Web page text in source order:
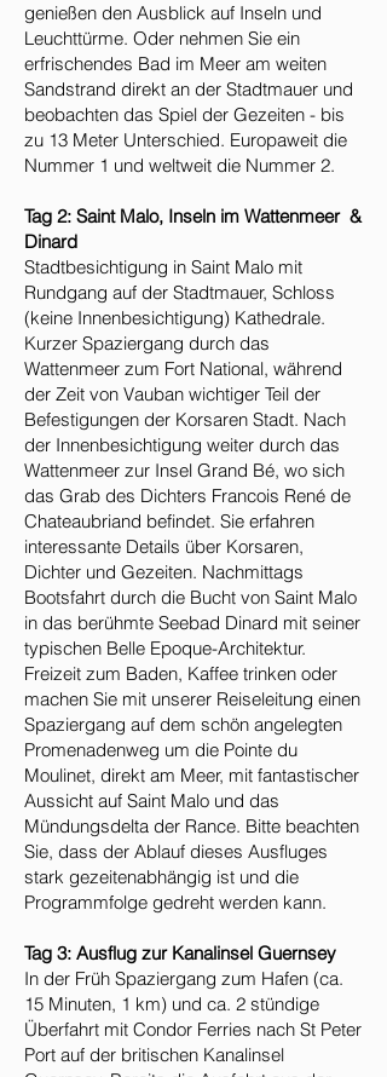
genießen den Ausblick auf Inseln und
Leuchttürme. Oder nehmen Sie ein
erfrischendes Bad im Meer am weiten
Sandstrand direkt an der Stadtmauer und
beobachten das Spiel der Gezeiten - bis
zu 13 Meter Unterschied. Europaweit die
Nummer 1 und weltweit die Nummer 2.
Tag 2: Saint Malo, Inseln im Wattenmeer &
Dinard
Stadtbesichtigung in Saint Malo mit
Rundgang auf der Stadtmauer, Schloss
(keine Innenbesichtigung) Kathedrale.
Kurzer Spaziergang durch das
Wattenmeer zum Fort National, während
der Zeit von Vauban wichtiger Teil der
Befestigungen der Korsaren Stadt. Nach
der Innenbesichtigung weiter durch das
Wattenmeer zur Insel Grand Bé, wo sich
das Grab des Dichters Francois René de
Chateaubriand befindet. Sie erfahren
interessante Details über Korsaren,
Dichter und Gezeiten. Nachmittags
Bootsfahrt durch die Bucht von Saint Malo
in das berühmte Seebad Dinard mit seiner
typischen Belle Epoque-Architektur.
Freizeit zum Baden, Kaffee trinken oder
machen Sie mit unserer Reiseleitung einen
Spaziergang auf dem schön angelegten
Promenadenweg um die Pointe du
Moulinet, direkt am Meer, mit fantastischer
Aussicht auf Saint Malo und das
Mündungsdelta der Rance. Bitte beachten
Sie, dass der Ablauf dieses Ausfluges
stark gezeitenabhängig ist und die
Programmfolge gedreht werden kann.
Tag 3: Ausflug zur Kanalinsel Guernsey
In der Früh Spaziergang zum Hafen (ca.
15 Minuten, 1 km) und ca. 2 stündige
Überfahrt mit Condor Ferries nach St Peter
Port auf der britischen Kanalinsel